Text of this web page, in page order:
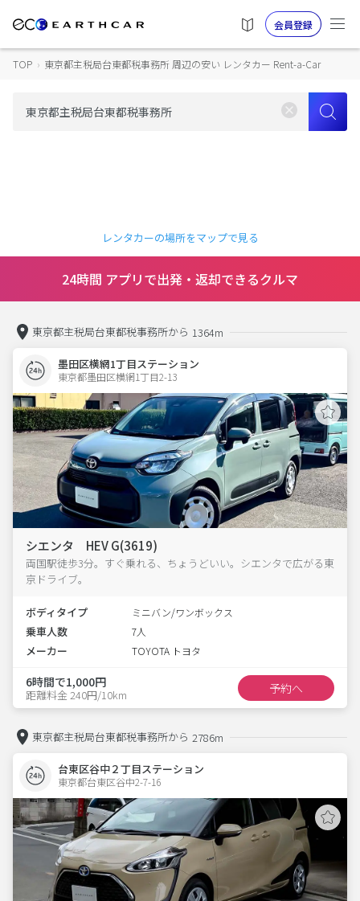
会員登録
TOP › 東京都主税局台東都税事務所 周辺の安い レンタカー Rent-a-Car
レンタカーの場所をマップで見る
24時間 アプリで出発・返却できるクルマ
東京都主税局台東都税事務所から 1364m
墨田区横網1丁目ステーション
東京都墨田区横網1丁目2-13
シエンタ HEV G(3619)
両国駅徒歩3分。すぐ乗れる、ちょうどいい。シエンタで広がる東
京ドライブ。
ボディタイプ ミニバン/ワンボックス
乗車人数 7人
メーカー TOYOTA トヨタ
6時間で1,000円
距離料金 240円/10km 予約へ
東京都主税局台東都税事務所から 2786m
台東区谷中２丁目ステーション
東京都台東区谷中2-7-16